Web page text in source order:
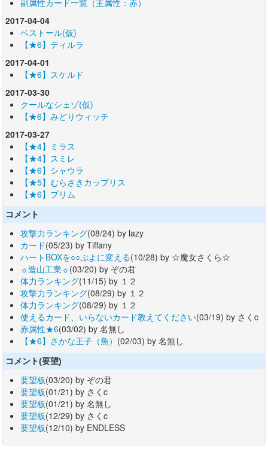
2017-04-04
ベストール(仮)
【★6】ティルラ
2017-04-01
【★6】スケルド
2017-03-30
クールなシェゾ(仮)
【★6】みどりウィッチ
2017-03-27
【★4】ミラス
【★4】スミレ
【★6】シャウラ
【★5】むらさきカップリス
【★6】プリム
コメント
攻撃力ランキング(08/24) by lazy
カード(05/23) by Tiffany
ハートBOXを○○ぷよに変える(10/28) by ☆魔女さくら☆
☼造山工業☼(03/20) by ぞの君
体力ランキング(11/15) by １２
攻撃力ランキング(08/29) by １２
体力ランキング(08/29) by １２
使えるカード、いらないカード教えてください(03/19) by さくc
赤属性★6(03/02) by 名無し
【★6】さかな王子（魚） (02/03) by 名無し
コメント(要望)
要望板(03/20) by ぞの君
要望板(01/21) by さくc
要望板(01/21) by 名無し
要望板(12/29) by さくc
要望板(12/10) by ENDLESS